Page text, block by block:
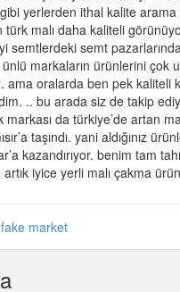
yerlerden ithal kalite
türk malı daha kaliteli
semtlerdeki semt
ünlü markaların ürünlerini çok
ama oralarda ben pek kaliteli
.. bu arada siz de takip
markası da türkiye’de artan
taşındı. yani aldığınız
kazandırıyor. benim tam
iyice yerli malı çakma
market